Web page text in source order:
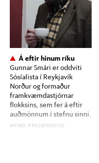
Á eftir hinum ríku
Gunnar Smári er oddviti
Sósíalista í Reykjavík
Norður og formaður
framkvæmdastjórnar
flokksins, sem fer á eftir
auðmönnum í stefnu sinni.
MYND: PRESSPHOTOS